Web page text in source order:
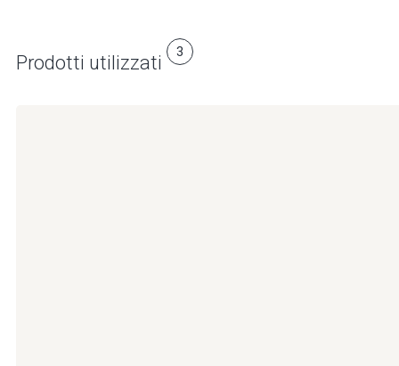
Prodotti utilizzati 3